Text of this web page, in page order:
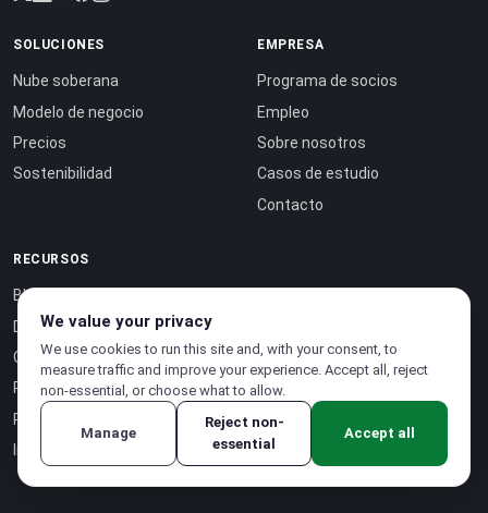
SOLUCIONES
Nube soberana
Modelo de negocio
Precios
Sostenibilidad
EMPRESA
Programa de socios
Empleo
Sobre nosotros
Casos de estudio
Contacto
RECURSOS
Blog
Documentación
Certificaciones
Referencia de la API ↗
Página de estado ↗
Inteligencia como servicio ↗
We value your privacy
We use cookies to run this site and, with your consent, to
measure traffic and improve your experience. Accept all, reject
non-essential, or choose what to allow.
Manage
Reject non-
essential
Accept all